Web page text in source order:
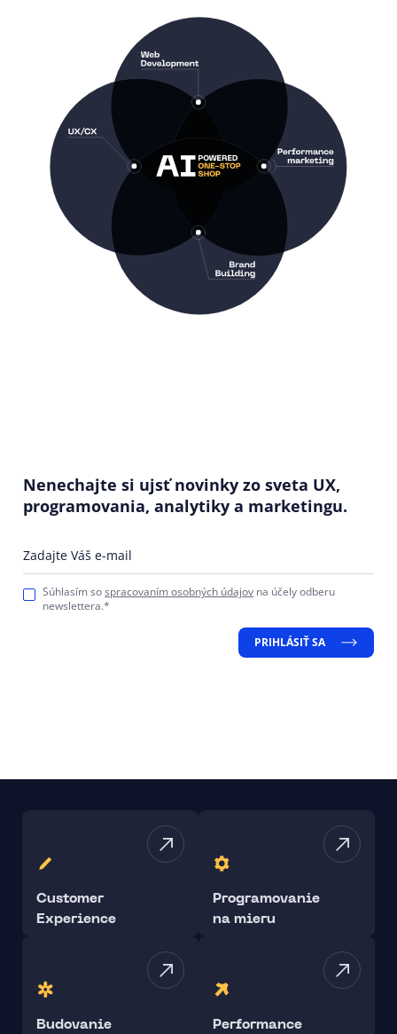
Nenechajte si ujsť novinky zo sveta UX,
programovania, analytiky a marketingu.
Zadajte Váš e-mail
Súhlasím sospracovaním osobných údajov na účely odberu
newslettera.*
PRIHLÁSIŤ SA
Customer
Experience
Programovanie
na mieru
Budovanie Performance